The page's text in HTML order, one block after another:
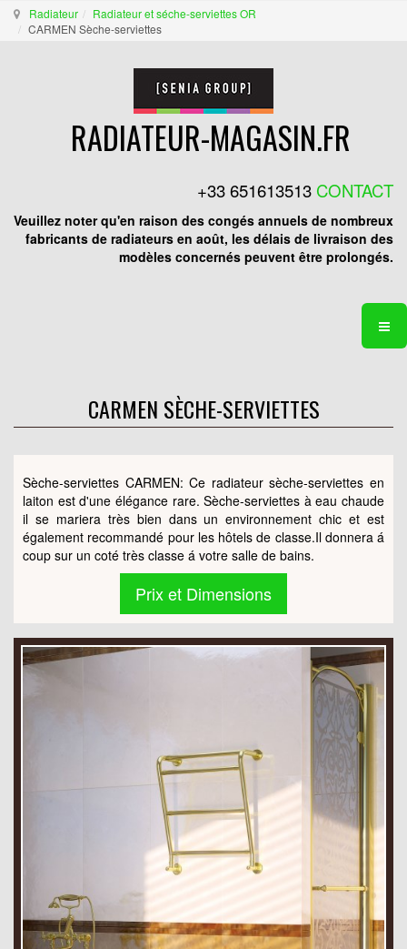
Radiateur
Radiateur et séche-serviettes OR
CARMEN Sèche-serviettes
RADIATEUR-MAGASIN.FR
+33 651613513 CONTACT
Veuillez noter qu'en raison des congés annuels de nombreux
fabricants de radiateurs en août, les délais de livraison des
modèles concernés peuvent être prolongés.
CARMEN SÈCHE-SERVIETTES
Sèche-serviettes CARMEN: Ce radiateur sèche-serviettes en
laiton est d'une élégance rare. Sèche-serviettes à eau chaude
il se mariera très bien dans un environnement chic et est
également recommandé pour les hôtels de classe.Il donnera á
coup sur un coté très classe á votre salle de bains.
Prix et Dimensions